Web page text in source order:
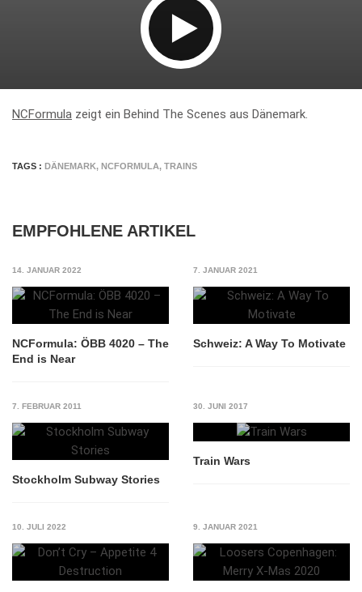
NCFormula zeigt ein Behind The Scenes aus Dänemark.
TAGS : DÄNEMARK, NCFORMULA, TRAINS
EMPFOHLENE ARTIKEL
14. JANUAR 2022
NCFormula: ÖBB 4020 – The
End is Near
7. JANUAR 2021
Schweiz: A Way To Motivate
7. FEBRUAR 2011
Stockholm Subway Stories
30. JUNI 2017
Train Wars
10. JULI 2022 9. JANUAR 2021